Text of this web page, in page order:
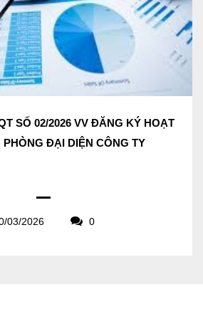
SỐ 02/2026 VV ĐĂNG KÝ HOẠT
ĐẠI DIỆN CÔNG TY
03/2026 0